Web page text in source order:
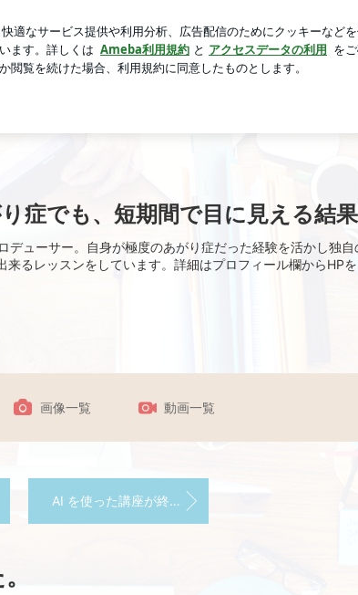
結果を出す。
サー交換
症でも、短期間で目に見える結果
デューサー。自身が極度のあがり症だった経験を活かし独
来るレッスンをしています。詳細はプロフィール欄からHPを
画像一覧 動画一覧
AI を使った講座が終了しました。